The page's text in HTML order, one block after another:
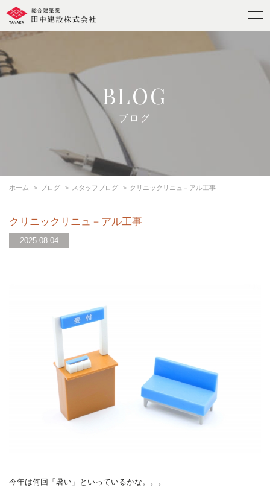
BLOG
ブログ
ホーム ブログ スタッフブログ クリニックリニュ－アル工事
クリニックリニュ－アル工事
2025.08.04
今年は何回「暑い」といっているかな。。。